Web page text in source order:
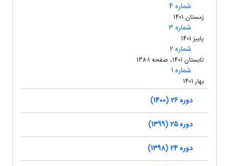
شماره 4
زمستان 1401
شماره 3
پاییز 1401
شماره 2
تابستان 1401، صفحه 1-138
شماره 1
بهار 1401
دوره 26 (1400)
دوره 25 (1399)
دوره 24 (1398)